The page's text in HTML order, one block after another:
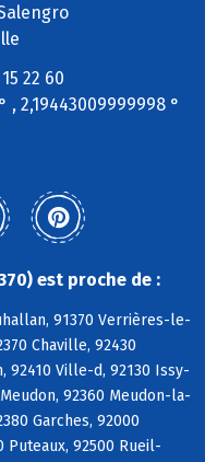
22 60
, 2,19443009999998 °
est proche de :
91370 Verrières-le-
Chaville, 92430
92410 Ville-d, 92130 Issy-
92360 Meudon-la-
Garches, 92000
92500 Rueil-